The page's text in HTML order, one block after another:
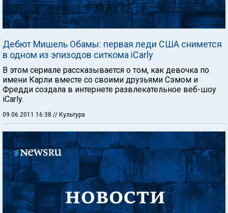
Дебют Мишель Обамы: первая леди США снимется
в одном из эпизодов ситкома iCarly
В этом сериале рассказывается о том, как девочка по
имени Карли вместе со своими друзьями Сэмом и
Фредди создала в интернете развлекательное веб-шоу
iCarly.
09.06.2011 16:38 // Культура